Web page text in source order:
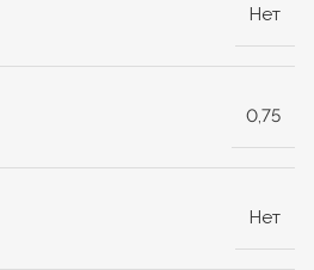
Нет
0,75
Нет